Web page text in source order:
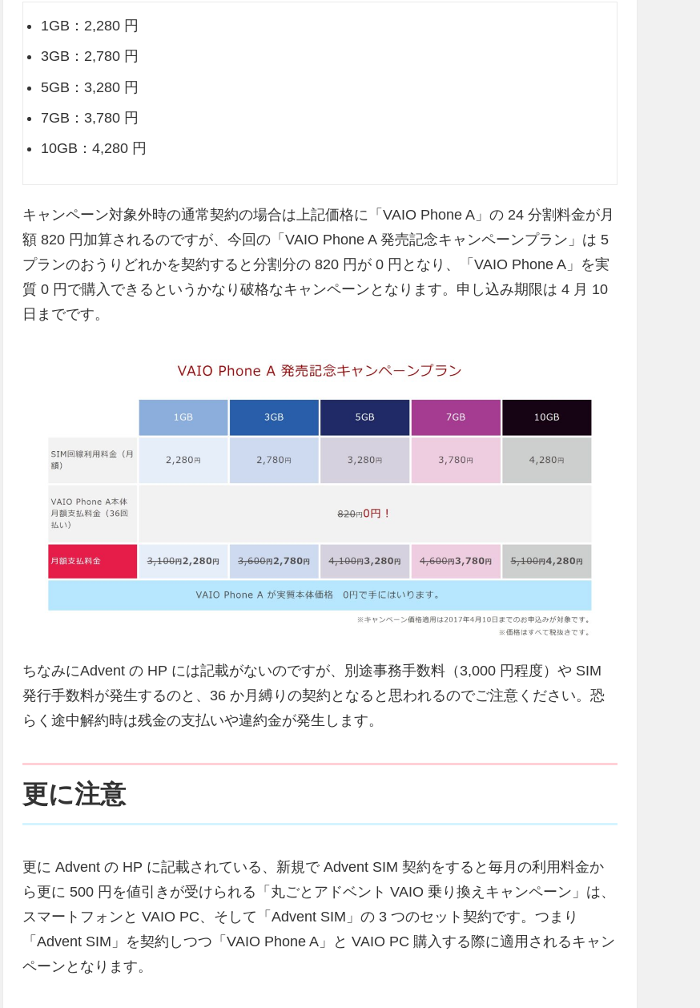
1GB：2,280 円
3GB：2,780 円
5GB：3,280 円
7GB：3,780 円
10GB：4,280 円
キャンペーン対象外時の通常契約の場合は上記価格に「VAIO Phone A」の 24 分割料金が月
額 820 円加算されるのですが、今回の「VAIO Phone A 発売記念キャンペーンプラン」は 5
プランのおうりどれかを契約すると分割分の 820 円が 0 円となり、「VAIO Phone A」を実
質 0 円で購入できるというかなり破格なキャンペーンとなります。申し込み期限は 4 月 10
日までです。
ちなみにAdvent の HP には記載がないのですが、別途事務手数料（3,000 円程度）や SIM
発行手数料が発生するのと、36 か月縛りの契約となると思われるのでご注意ください。恐
らく途中解約時は残金の支払いや違約金が発生します。
更に注意
更に Advent の HP に記載されている、新規で Advent SIM 契約をすると毎月の利用料金か
ら更に 500 円を値引きが受けられる「丸ごとアドベント VAIO 乗り換えキャンペーン」は、
スマートフォンと VAIO PC、そして「Advent SIM」の 3 つのセット契約です。つまり
「Advent SIM」を契約しつつ「VAIO Phone A」と VAIO PC 購入する際に適用されるキャン
ペーンとなります。